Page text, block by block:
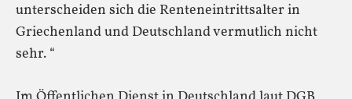
unterscheiden sich die Renteneintrittsalter in
Griechenland und Deutschland vermutlich nicht
sehr. “